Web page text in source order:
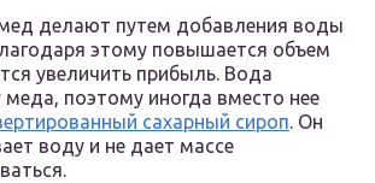
делают путем добавления воды
этому повышается объем
увеличить прибыль. Вода
меда, поэтому иногда вместо нее
сахарный сироп. Он
воду и не дает массе